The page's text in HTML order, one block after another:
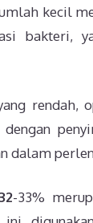
kecil
bakteri,
rendah,
dalam
-33%